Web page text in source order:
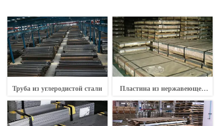
Труба из углеродистой стали
Пластина из нержавеющей